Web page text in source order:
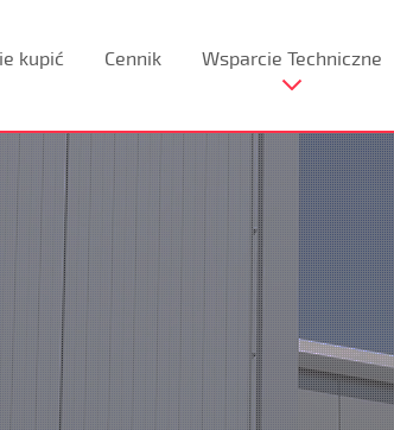
kupić Cennik Wsparcie Techniczne